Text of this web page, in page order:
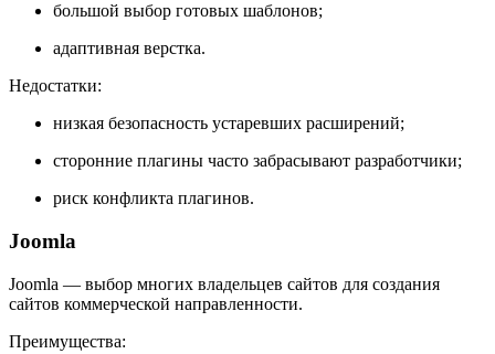
большой выбор готовых шаблонов;
адаптивная верстка.
Недостатки:
низкая безопасность устаревших расширений;
сторонние плагины часто забрасывают разработчики;
риск конфликта плагинов.
Joomla
Joomla — выбор многих владельцев сайтов для создания
сайтов коммерческой направленности.
Преимущества: